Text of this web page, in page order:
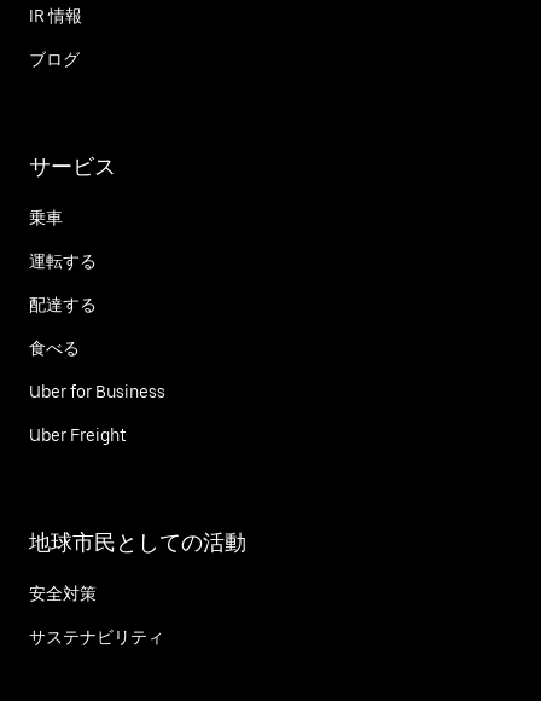
IR 情報
ブログ
サービス
乗車
運転する
配達する
食べる
Uber for Business
Uber Freight
地球市民としての活動
安全対策
サステナビリティ